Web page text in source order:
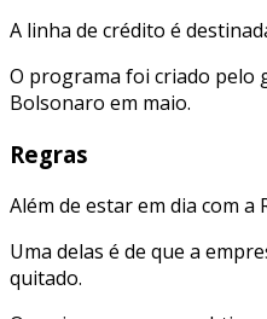
A linha de crédito é
O programa foi criado pelo
Bolsonaro em maio.
Regras
Além de estar em dia com
Uma delas é de que a
quitado.